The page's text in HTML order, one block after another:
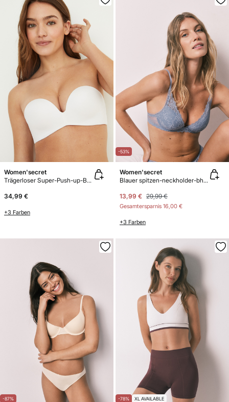
Women'secret
Trägerloser Super-Push-up-BH SUPERB Mikfrofaser
34,99 €
+3 Farben
-53%
Women'secret
Blauer spitzen-neckholder-bh mit polster INTUITIVE
13,99 € 29,99 €
Gesamtersparnis 16,00 €
+3 Farben
-87% -78% XL AVAILABLE